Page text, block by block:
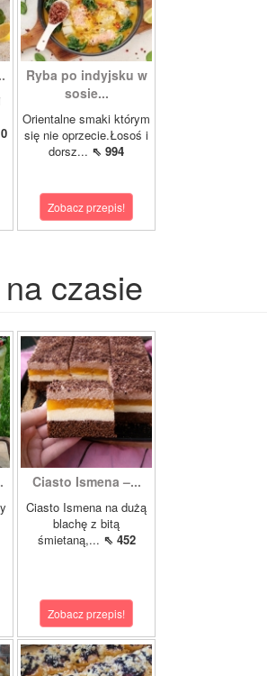
Ryba po indyjsku w
sosie...
Orientalne smaki którym
się nie oprzecie.Łosoś i
dorsz... ⇖ 994
Zobacz przepis!
czasie
Ciasto Ismena –...
Ciasto Ismena na dużą
blachę z bitą
śmietaną,... ⇖ 452
Zobacz przepis!